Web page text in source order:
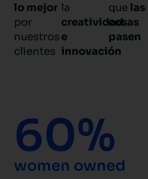
lo mejor
por
nuestros
clientes
la
creatividad
e
innovación
quelas
cosas
pasen
women owned
60%